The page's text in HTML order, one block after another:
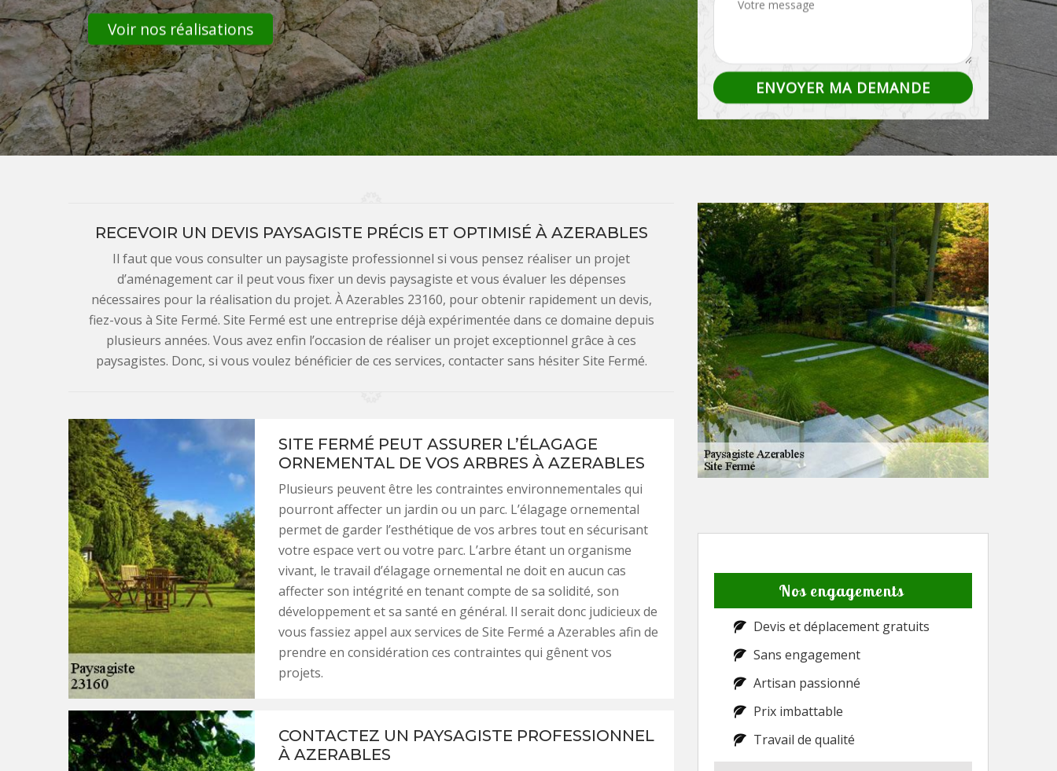
Voir nos réalisations
RECEVOIR UN DEVIS PAYSAGISTE PRÉCIS ET OPTIMISÉ À AZERABLES
Il faut que vous consulter un paysagiste professionnel si vous pensez réaliser un projet
d’aménagement car il peut vous fixer un devis paysagiste et vous évaluer les dépenses
nécessaires pour la réalisation du projet. À Azerables 23160, pour obtenir rapidement un devis,
fiez-vous à Site Fermé. Site Fermé est une entreprise déjà expérimentée dans ce domaine depuis
plusieurs années. Vous avez enfin l’occasion de réaliser un projet exceptionnel grâce à ces
paysagistes. Donc, si vous voulez bénéficier de ces services, contacter sans hésiter Site Fermé.
SITE FERMÉ PEUT ASSURER L’ÉLAGAGE
ORNEMENTAL DE VOS ARBRES À AZERABLES
Plusieurs peuvent être les contraintes environnementales qui
pourront affecter un jardin ou un parc. L’élagage ornemental
permet de garder l’esthétique de vos arbres tout en sécurisant
votre espace vert ou votre parc. L’arbre étant un organisme
vivant, le travail d’élagage ornemental ne doit en aucun cas
affecter son intégrité en tenant compte de sa solidité, son
développement et sa santé en général. Il serait donc judicieux de
vous fassiez appel aux services de Site Fermé a Azerables afin de
prendre en considération ces contraintes qui gênent vos
projets.
CONTACTEZ UN PAYSAGISTE PROFESSIONNEL
À AZERABLES
Nos engagements
Devis et déplacement gratuits
Sans engagement
Artisan passionné
Prix imbattable
Travail de qualité